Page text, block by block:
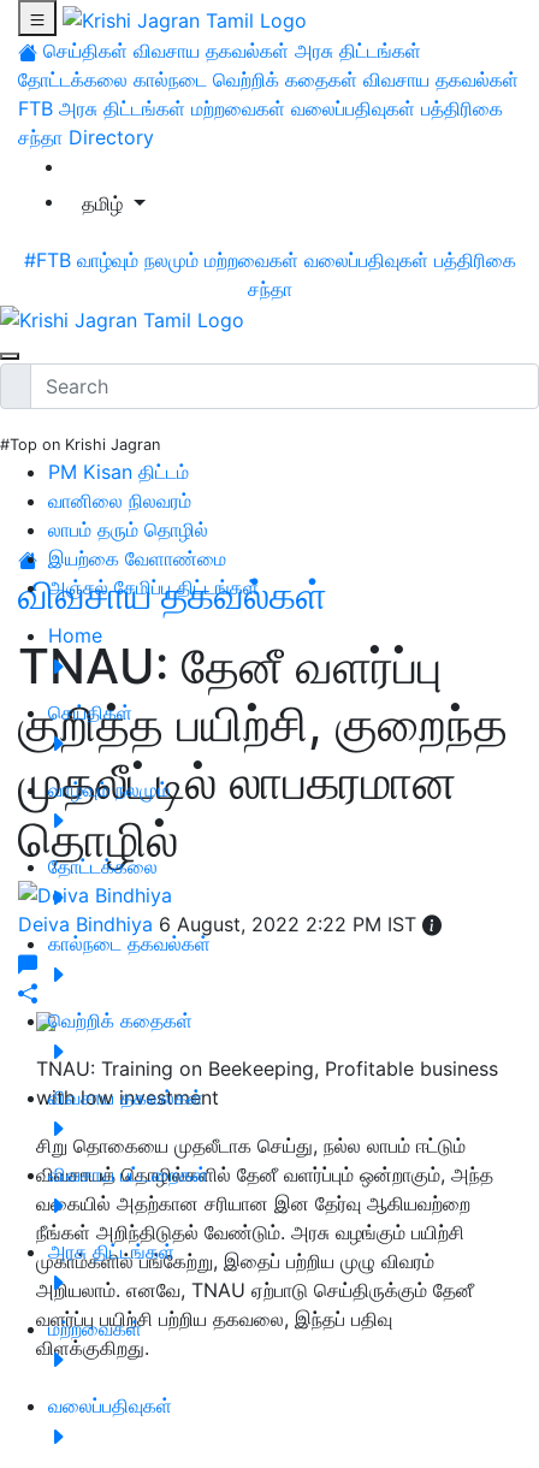
செய்திகள் விவசாய தகவல்கள் அரசு திட்டங்கள்
தோட்டக்கலை கால்நடை வெற்றிக் கதைகள் விவசாய தகவல்கள்
FTB அரசு திட்டங்கள் மற்றவைகள் வலைப்பதிவுகள் பத்திரிகை
சந்தா Directory
தமிழ்
#FTB வாழ்வும் நலமும் மற்றவைகள் வலைப்பதிவுகள் பத்திரிகை
சந்தா
#Top on Krishi Jagran
PM Kisan திட்டம்
வானிலை நிலவரம்
லாபம் தரும் தொழில்
இயற்கை வேளாண்மை
அஞ்சல் சேமிப்பு திட்டங்கள்
Home
செய்திகள்
வாழ்வும் நலமும்
தோட்டக்கலை
கால்நடை தகவல்கள்
வெற்றிக் கதைகள்
விவசாய தகவல்கள்
விவசாய பட்டறைகள்
அரசு திட்டங்கள்
மற்றவைகள்
வலைப்பதிவுகள்
விவசாய தகவல்கள்
TNAU: தேனீ வளர்ப்பு
குறித்த பயிற்சி, குறைந்த
முதலீட்டில் லாபகரமான
தொழில்
Deiva Bindhiya 6 August, 2022 2:22 PM IST
TNAU: Training on Beekeeping, Profitable business
with low investment
சிறு தொகையை முதலீடாக செய்து, நல்ல லாபம் ஈட்டும்
விவசாயத் தொழில்களில் தேனீ வளர்ப்பும் ஒன்றாகும், அந்த
வகையில் அதற்கான சரியான இன தேர்வு ஆகியவற்றை
நீங்கள் அறிந்திடுதல் வேண்டும். அரசு வழங்கும் பயிற்சி
முகாம்களில் பங்கேற்று, இதைப் பற்றிய முழு விவரம்
அறியலாம். எனவே, TNAU ஏற்பாடு செய்திருக்கும் தேனீ
வளர்ப்பு பயிற்சி பற்றிய தகவலை, இந்தப் பதிவு
விளக்குகிறது.